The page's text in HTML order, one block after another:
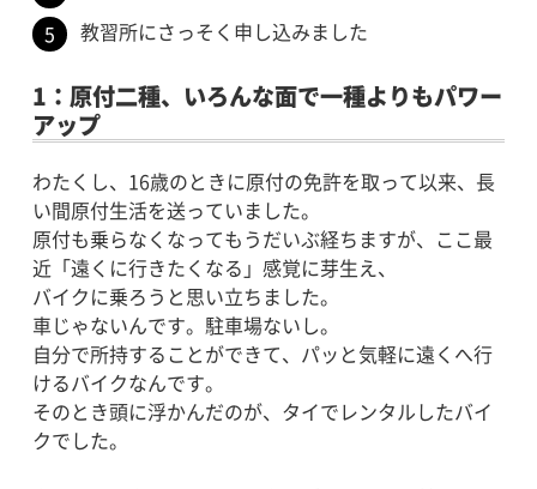
教習所にさっそく申し込みました
1：原付二種、いろんな面で一種よりもパワー
アップ
わたくし、16歳のときに原付の免許を取って以来、長
い間原付生活を送っていました。
原付も乗らなくなってもうだいぶ経ちますが、ここ最
近「遠くに行きたくなる」感覚に芽生え、
バイクに乗ろうと思い立ちました。
車じゃないんです。駐車場ないし。
自分で所持することができて、パッと気軽に遠くへ行
けるバイクなんです。
そのとき頭に浮かんだのが、タイでレンタルしたバイ
クでした。